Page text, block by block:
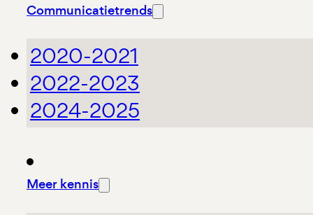
Communicatietrends
2020-2021
2022-2023
2024-2025
Meer kennis